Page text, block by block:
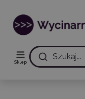
Sklep
Szukaj...